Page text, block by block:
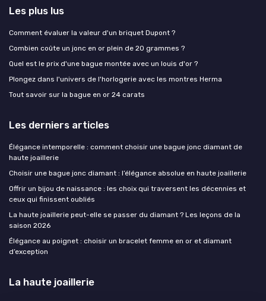
Les plus lus
Comment évaluer la valeur d'un briquet Dupont ?
Combien coûte un jonc en or plein de 20 grammes ?
Quel est le prix d'une bague montée avec un louis d'or ?
Plongez dans l'univers de l'horlogerie avec les montres Herma
Tout savoir sur la bague en or 24 carats
Les derniers articles
Élégance intemporelle : comment choisir une bague jonc diamant de
haute joaillerie
Choisir une bague jonc diamant : l’élégance absolue en haute joaillerie
Offrir un bijou de naissance : les choix qui traversent les décennies et
ceux qui finissent oubliés
La haute joaillerie peut-elle se passer du diamant ? Les leçons de la
saison 2026
Élégance au poignet : choisir un bracelet femme en or et diamant
d’exception
La haute joaillerie